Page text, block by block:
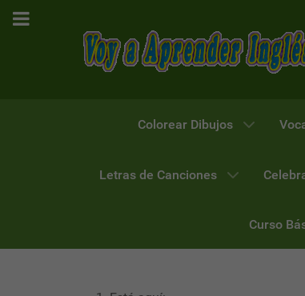
Colorear Dibujos
Letras de Canciones
Curso